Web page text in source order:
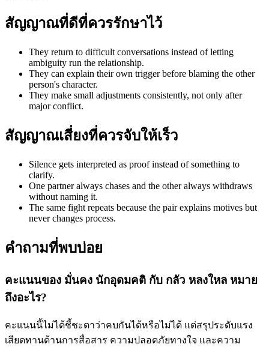
สัญญาณที่ดีที่ควรรักษาไว้
They return to difficult conversations instead of letting
ambiguity run the relationship.
They can explain their own trigger before blaming the other
person's character.
They make small adjustments consistently, not only after
major conflict.
สัญญาณเสี่ยงที่ควรจับให้เร็ว
Silence gets interpreted as proof instead of something to
clarify.
One partner always chases and the other always withdraws
without naming it.
The same fight repeats because the pair explains motives but
never changes process.
คำถามที่พบบ่อย
คะแนนของ มั่นคง นักอุดมคติ กับ กลัว หลงใหล หมาย
ถึงอะไร?
คะแนนนี้ไม่ได้ชี้ชะตาว่าคบกันได้หรือไม่ได้ แต่สรุประดับแรง
เสียดทานด้านการสื่อสาร ความปลอดภัยทางใจ และความ